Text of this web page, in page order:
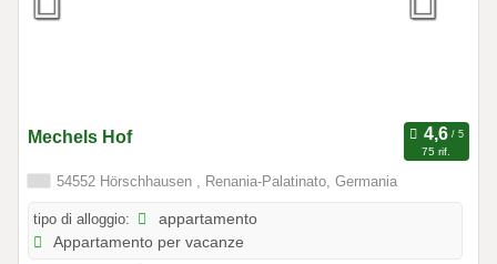
Mechels Hof
75 rif.
54552 Hörschhausen , Renania-Palatinato, Germania
tipo di alloggio:
appartamento
Appartamento per vacanze